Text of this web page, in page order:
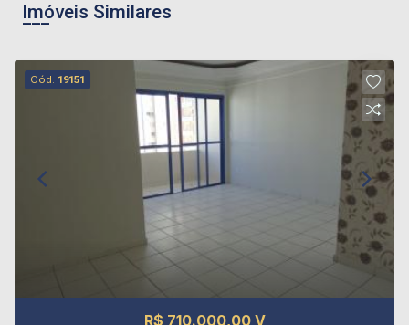
Imóveis Similares
Cód. 19151
R$ 710.000,00 V